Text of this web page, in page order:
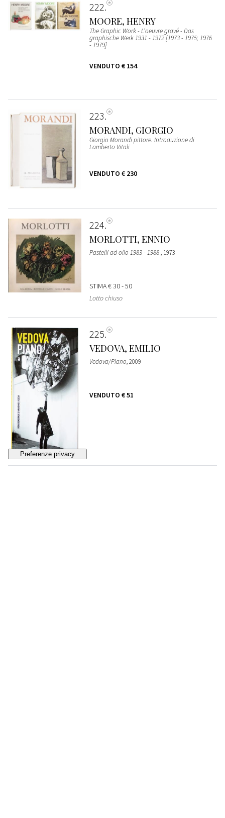
222
MOORE, HENRY
The Graphic Work - L’oeuvre gravé - Das
graphische Werk 1931 - 1972 [1973 - 1975; 1976
- 1979]
VENDUTO € 154
223
MORANDI, GIORGIO
Giorgio Morandi pittore. Introduzione di
Lamberto Vitali
VENDUTO € 230
224
MORLOTTI, ENNIO
Pastelli ad olio 1983 - 1988, 1973
STIMA€ 30 - 50
Lotto chiuso
225
VEDOVA, EMILIO
Vedova/Piano, 2009
VENDUTO € 51